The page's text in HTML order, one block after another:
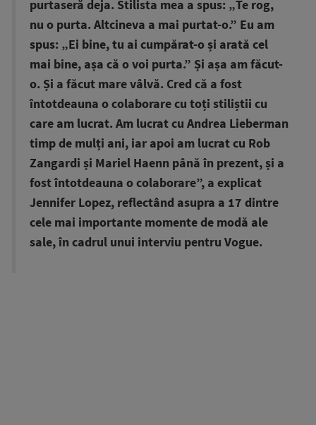
purtaseră deja. Stilista mea a spus: „Te rog,
nu o purta. Altcineva a mai purtat-o.” Eu am
spus: „Ei bine, tu ai cumpărat-o și arată cel
mai bine, așa că o voi purta.” Și așa am făcut-
o. Și a făcut mare vâlvă. Cred că a fost
întotdeauna o colaborare cu toți stiliștii cu
care am lucrat. Am lucrat cu Andrea Lieberman
timp de mulți ani, iar apoi am lucrat cu Rob
Zangardi și Mariel Haenn până în prezent, și a
fost întotdeauna o colaborare”, a explicat
Jennifer Lopez, reflectând asupra a 17 dintre
cele mai importante momente de modă ale
sale, în cadrul unui interviu pentru Vogue.